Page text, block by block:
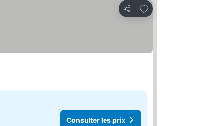
Partager
Ajouter à mes favoris
Consulter les prix